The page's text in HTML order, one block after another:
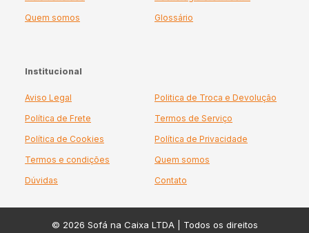
Quem somos
Glossário
Institucional
Aviso Legal
Politica de Troca e Devolução
Política de Frete
Termos de Serviço
Política de Cookies
Política de Privacidade
Termos e condições
Quem somos
Dúvidas
Contato
© 2026 Sofá na Caixa LTDA | Todos os direitos